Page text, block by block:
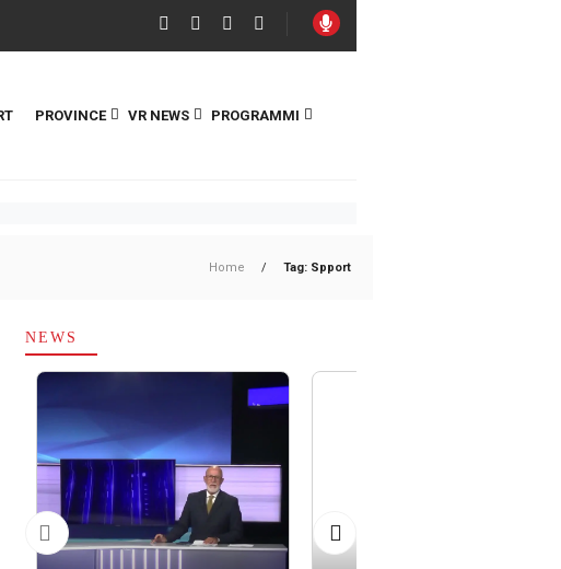
PROVINCE VR NEWS PROGRAMMI
Home / Tag: Spport
NEWS